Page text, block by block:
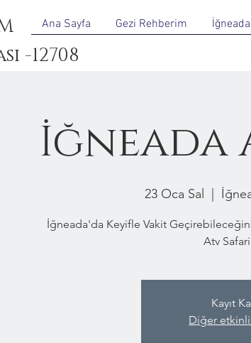
-12708
Ana Sayfa Gezi Rehberim İğneada
İğneada
23 Oca Sal
İğneada'da Keyifle Vakit
Atv
Kayıt
Diğer